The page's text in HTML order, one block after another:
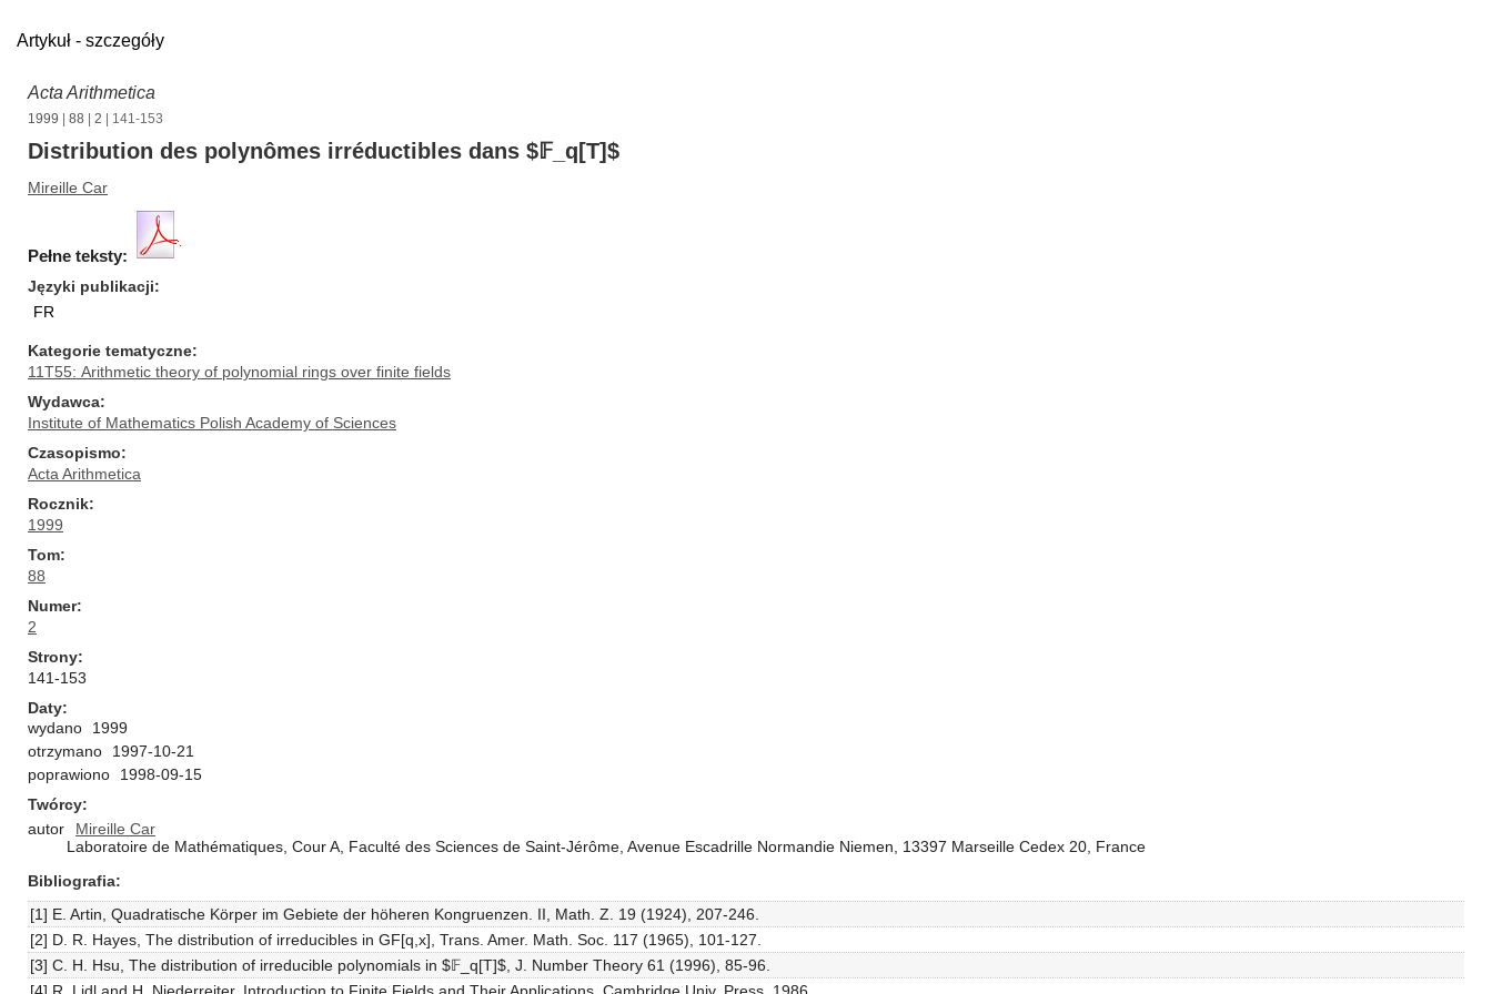
Artykuł - szczegóły
Acta Arithmetica
1999 88 2 | 141-153
Distribution des polynômes irréductibles dans $𝔽_q[T]$
Mireille Car
Pełne teksty:
Języki publikacji
FR
Kategorie tematyczne
11T55: Arithmetic theory of polynomial rings over finite fields
Wydawca
Institute of Mathematics Polish Academy of Sciences
Czasopismo
Acta Arithmetica
Rocznik
1999
Tom
88
Numer
2
Strony
141-153
Daty
wydano
1999
otrzymano
1997-10-21
poprawiono
1998-09-15
Twórcy
autor
Mireille Car
Laboratoire de Mathématiques, Cour A, Faculté des Sciences de Saint-Jérôme, Avenue Escadrille Normandie Niemen, 13397 Marseille Cedex 20, France
Bibliografia
[1] E. Artin, Quadratische Körper im Gebiete der höheren Kongruenzen. II, Math. Z. 19 (1924), 207-246.
[2] D. R. Hayes, The distribution of irreducibles in GF[q,x], Trans. Amer. Math. Soc. 117 (1965), 101-127.
[3] C. H. Hsu, The distribution of irreducible polynomials in $𝔽_q[T]$, J. Number Theory 61 (1996), 85-96.